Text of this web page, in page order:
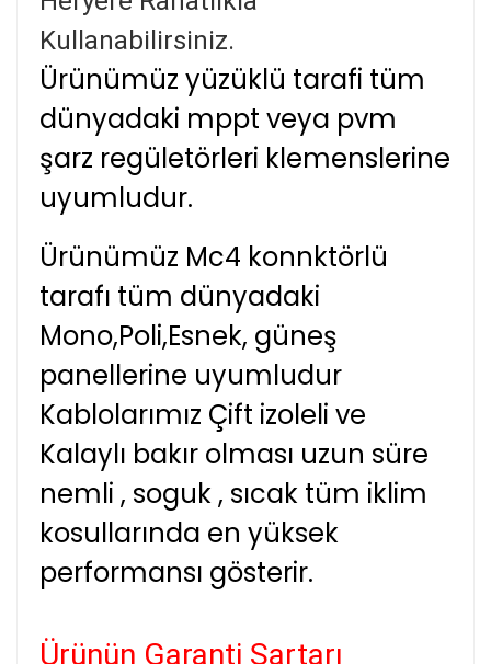
Kullanabilirsiniz.
Ürünümüz yüzüklü tarafi tüm
dünyadaki mppt veya pvm
şarz regületörleri klemenslerine
uyumludur.
Ürünümüz Mc4 konnktörlü
tarafı tüm dünyadaki
Mono,Poli,Esnek, güneş
panellerine uyumludur
Kablolarımız Çift izoleli ve
Kalaylı bakır olması uzun süre
nemli , soguk , sıcak tüm iklim
kosullarında en yüksek
performansı gösterir.
Ürünün Garanti Şartarı